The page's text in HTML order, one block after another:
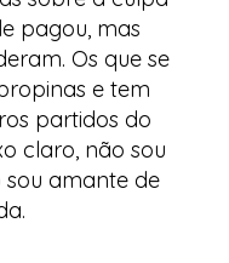
pagou, mas
Os que se
e tem
partidos do
claro, não sou
sou amante de